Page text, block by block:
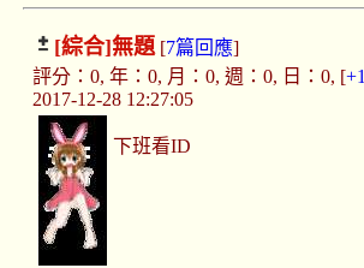
[綜合]無題[7篇回應]
評分：0, 年：0, 月：0, 週：0, 日：0, [+1
2017-12-28 12:27:05
下班看ID